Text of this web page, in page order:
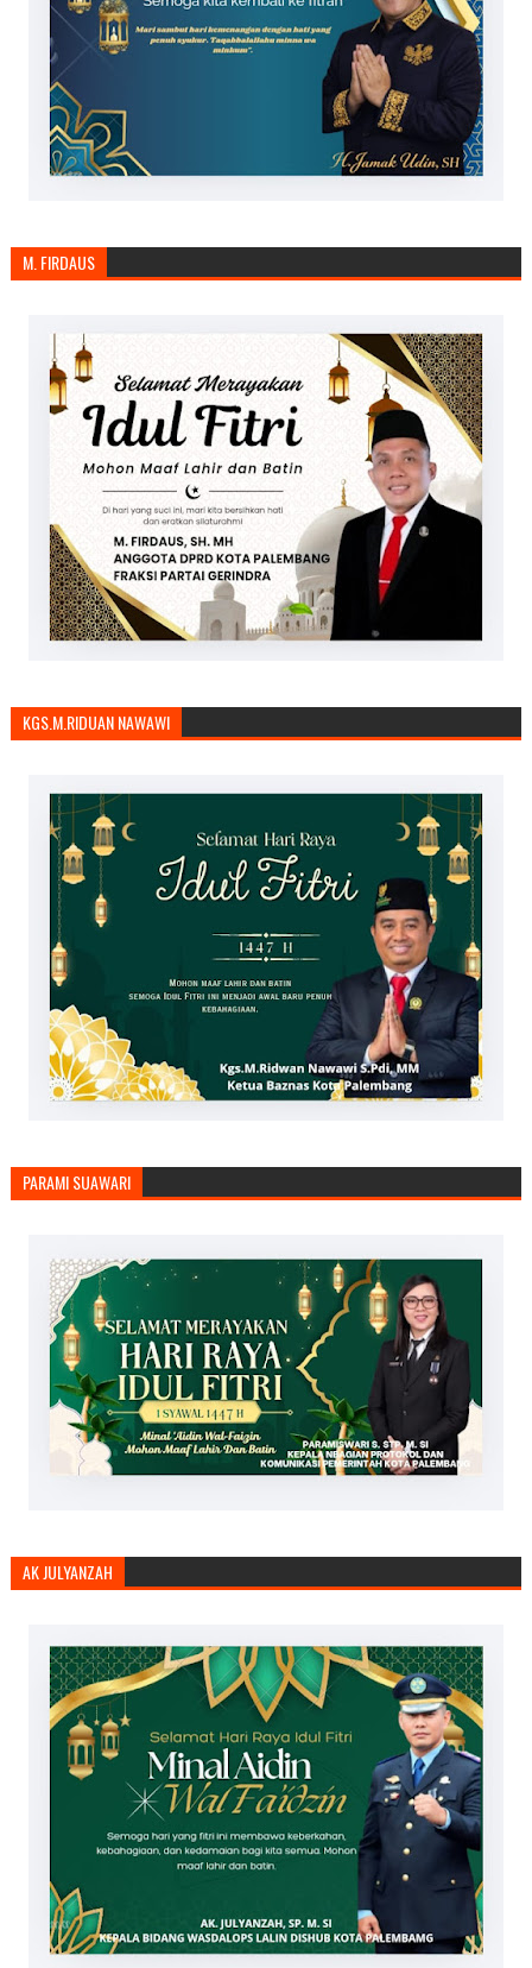
M. FIRDAUS
KGS.M.RIDUAN NAWAWI
PARAMI SUAWARI
AK JULYANZAH